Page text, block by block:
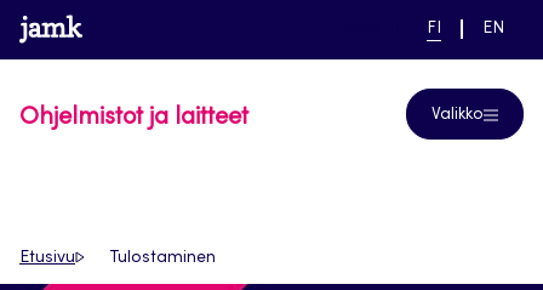
Siirry
suoraan
www.jamk.fi linkki pääsivustolle
NYKYINEN
FI
VAIHDA
EN
Ohjelmistot ja laitteet Valikko
Etusivu Tulostaminen